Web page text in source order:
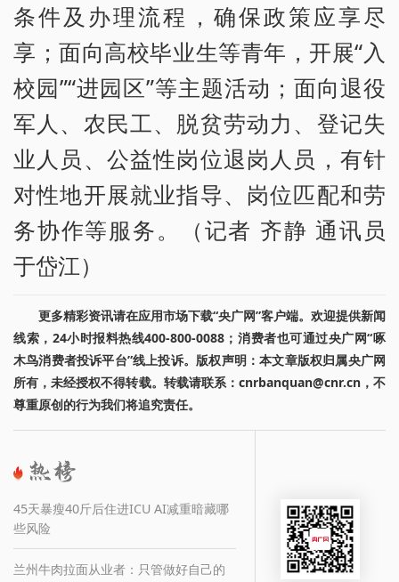
条件及办理流程，确保政策应享尽
享；面向高校毕业生等青年，开展“入
校园”“进园区”等主题活动；面向退役
军人、农民工、脱贫劳动力、登记失
业人员、公益性岗位退岗人员，有针
对性地开展就业指导、岗位匹配和劳
务协作等服务。（记者 齐静 通讯员
于岱江）
更多精彩资讯请在应用市场下载“央广网”客户端。欢迎提供新闻
线索，24小时报料热线400-800-0088；消费者也可通过央广网“啄
木鸟消费者投诉平台”线上投诉。版权声明：本文章版权归属央广网
所有，未经授权不得转载。转载请联系：cnrbanquan@cnr.cn，不
尊重原创的行为我们将追究责任。
45天暴瘦40斤后住进ICU AI减重暗藏哪
些风险
兰州牛肉拉面从业者：只管做好自己的